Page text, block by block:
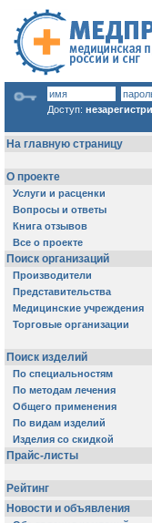
Доступ: